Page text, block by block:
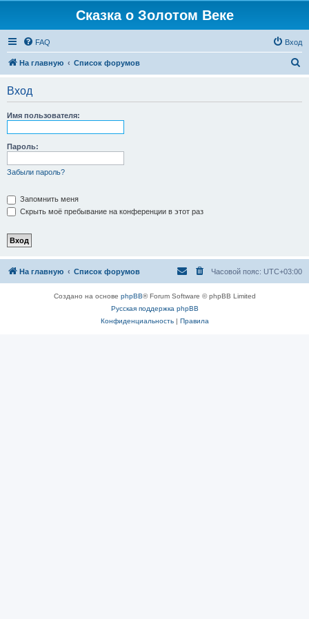
Сказка о Золотом Веке
FAQ Вход
На главную Список форумов
Вход
Имя пользователя:
Пароль:
Забыли пароль?
Запомнить меня
Скрыть моё пребывание на конференции в этот раз
На главную Список форумов Часовой пояс: UTC+03:00
Создано на основе phpBB® Forum Software © phpBB Limited
Русская поддержка phpBB
Конфиденциальность| Правила